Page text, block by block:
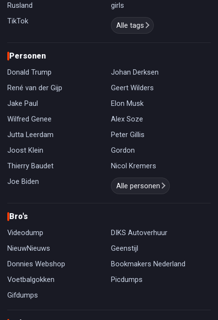
Rusland
girls
TikTok
Alle tags
Personen
Donald Trump
Johan Derksen
René van der Gijp
Geert Wilders
Jake Paul
Elon Musk
Wilfred Genee
Alex Soze
Jutta Leerdam
Peter Gillis
Joost Klein
Gordon
Thierry Baudet
Nicol Kremers
Joe Biden
Alle personen
Bro's
Videodump
DIKS Autoverhuur
NieuwNieuws
Geenstijl
Donnies Webshop
Bookmakers Nederland
Voetbalgokken
Picdumps
Gifdumps